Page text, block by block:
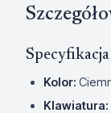
Specyfikacja
Kolor:
Klawiatura: